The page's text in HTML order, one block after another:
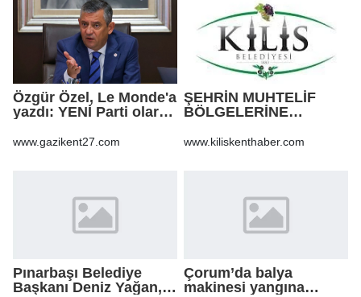
Özgür Özel, Le Monde'a
yazdı: YENİ Parti olarak
öneriyoruz
www.gazikent27.com
ŞEHRİN MUHTELİF
BÖLGELERİNE
VE BOZULAN
www.kiliskenthaber.com
Pınarbaşı Belediye
Başkanı Deniz Yağan,
Çorum’da balya
makinesi yangına